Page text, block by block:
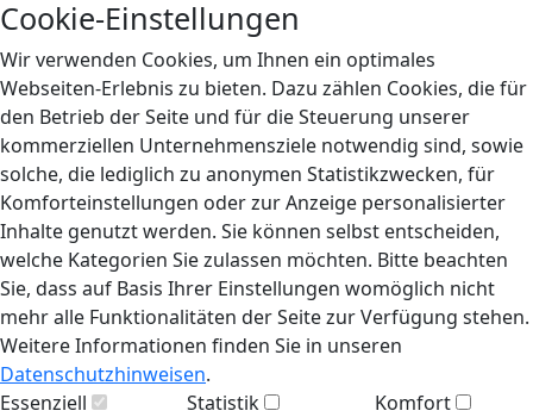
Cookie-Einstellungen
Wir verwenden Cookies, um Ihnen ein optimales
Webseiten-Erlebnis zu bieten. Dazu zählen Cookies, die für
den Betrieb der Seite und für die Steuerung unserer
kommerziellen Unternehmensziele notwendig sind, sowie
solche, die lediglich zu anonymen Statistikzwecken, für
Komforteinstellungen oder zur Anzeige personalisierter
Inhalte genutzt werden. Sie können selbst entscheiden,
welche Kategorien Sie zulassen möchten. Bitte beachten
Sie, dass auf Basis Ihrer Einstellungen womöglich nicht
mehr alle Funktionalitäten der Seite zur Verfügung stehen.
Weitere Informationen finden Sie in unseren
Datenschutzhinweisen.
Essenziell
Statistik Komfort